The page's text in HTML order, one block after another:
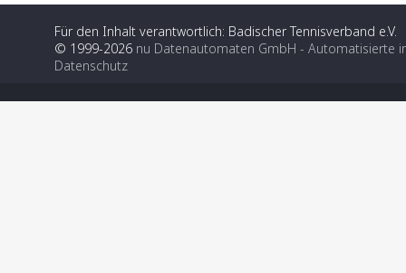
Für den Inhalt verantwortlich: Badischer Tennisverband e.V.
© 1999-2026 nu Datenautomaten GmbH - Automatisierte
Datenschutz